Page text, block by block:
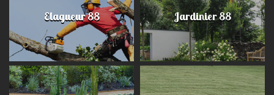
Elagueur 88 Jardinier 88